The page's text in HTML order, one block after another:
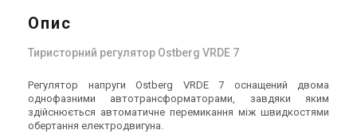
Опис
Тиристорний регулятор Ostberg VRDE 7
Регулятор напруги Ostberg VRDE 7 оснащений двома
однофазними автотрансформаторами, завдяки яким
здійснюється автоматичне перемикання між швидкостями
обертання електродвигуна.